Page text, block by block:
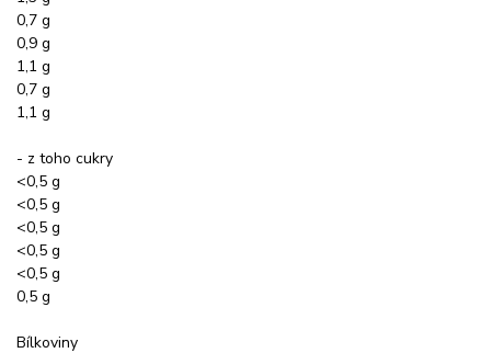
0,7 g
0,9 g
1,1 g
0,7 g
1,1 g
- z toho cukry
<0,5 g
<0,5 g
<0,5 g
<0,5 g
<0,5 g
0,5 g
Bílkoviny